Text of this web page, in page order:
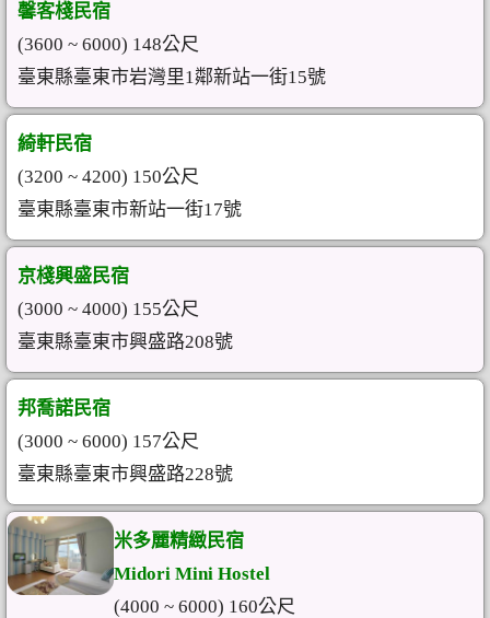
馨客棧民宿
(3600 ~ 6000) 148公尺
臺東縣臺東市岩灣里1鄰新站一街15號
綺軒民宿
(3200 ~ 4200) 150公尺
臺東縣臺東市新站一街17號
京棧興盛民宿
(3000 ~ 4000) 155公尺
臺東縣臺東市興盛路208號
邦喬諾民宿
(3000 ~ 6000) 157公尺
臺東縣臺東市興盛路228號
米多麗精緻民宿
Midori Mini Hostel
(4000 ~ 6000) 160公尺